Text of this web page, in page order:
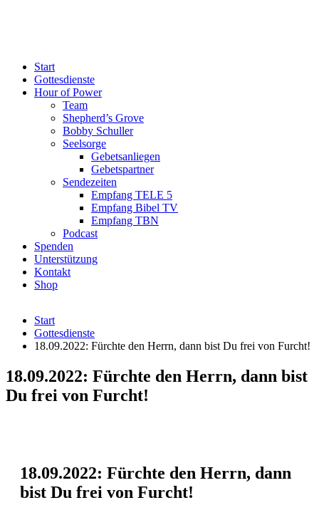
Start
Gottesdienste
Hour of Power
Team
Shepherd’s Grove
Bobby Schuller
Seelsorge
Gebetsanliegen
Gebetspartner
Sendezeiten
Empfang TELE 5
Empfang Bibel TV
Empfang TBN
Podcast
Spenden
Unterstützung
Kontakt
Shop
Start
Gottesdienste
18.09.2022: Fürchte den Herrn, dann bist Du frei von Furcht!
18.09.2022: Fürchte den Herrn, dann bist
Du frei von Furcht!
18.09.2022: Fürchte den Herrn, dann
bist Du frei von Furcht!